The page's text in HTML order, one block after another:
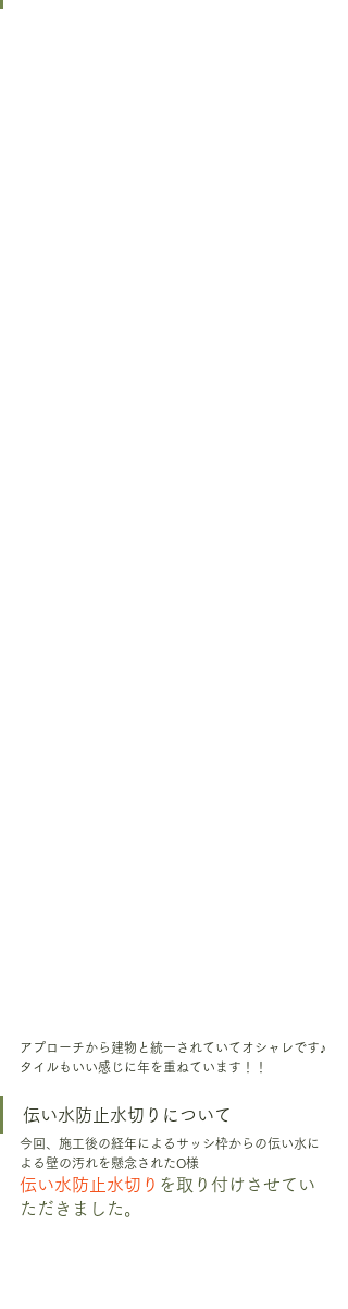
アプローチから建物と統一されていてオシャレです♪
タイルもいい感じに年を重ねています！！
伝い水防止水切りについて
今回、施工後の経年によるサッシ枠からの伝い水に
よる壁の汚れを懸念されたO様
伝い水防止水切り を取り付けさせてい
ただきました。